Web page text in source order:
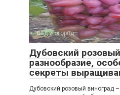
Сад и огород
Дубовский
разнообразие,
секреты
Дубовский розовый виноград